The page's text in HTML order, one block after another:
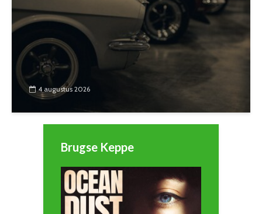
4 augustus 2026
Brugse Keppe